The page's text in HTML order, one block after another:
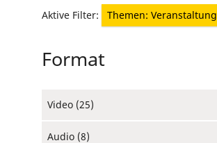
Aktive Filter: Themen: Veranstaltung
Format
Video (25)
Audio (8)